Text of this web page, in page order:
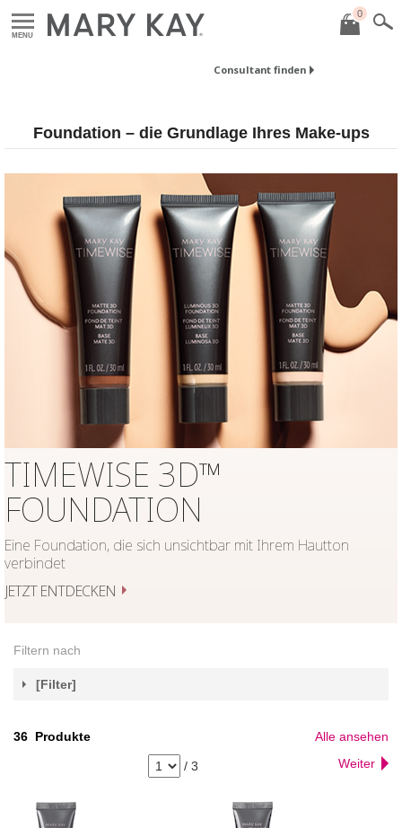
MENU
0
Consultant finden
Foundation – die Grundlage Ihres Make-ups
TIMEWISE 3D™
FOUNDATION
Eine Foundation, die sich unsichtbar mit Ihrem Hautton
verbindet
JETZT ENTDECKEN
Filtern nach
[Filter]
36 Produkte Alle ansehen
/ 3 Weiter